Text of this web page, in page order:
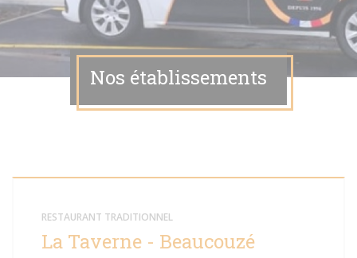
Nos établissements
RESTAURANT TRADITIONNEL
La Taverne - Beaucouzé